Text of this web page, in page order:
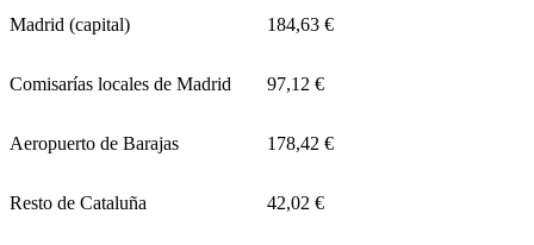
Madrid (capital) 184,63 €
Comisarías locales de Madrid 97,12 €
Aeropuerto de Barajas 178,42 €
Resto de Cataluña 42,02 €